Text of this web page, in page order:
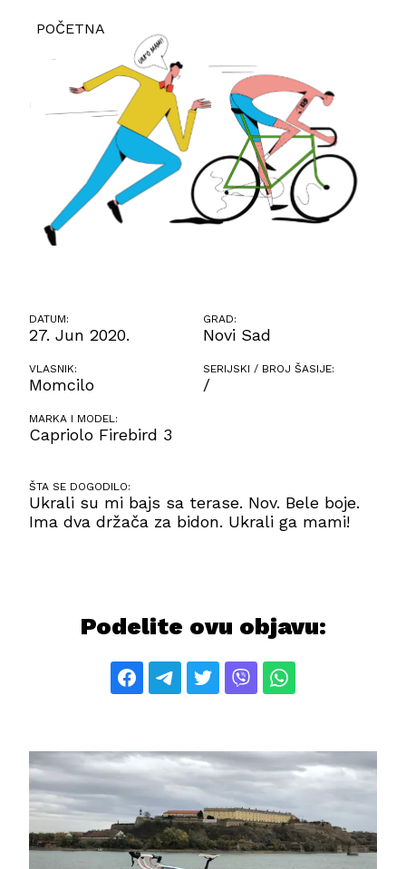
POČETNA
DATUM:
27. Jun 2020.
GRAD:
Novi Sad
VLASNIK:
Momcilo
SERIJSKI / BROJ ŠASIJE:
/
MARKA I MODEL:
Capriolo Firebird 3
ŠTA SE DOGODILO:
Ukrali su mi bajs sa terase. Nov. Bele boje.
Ima dva držača za bidon. Ukrali ga mami!
Podelite ovu objavu: